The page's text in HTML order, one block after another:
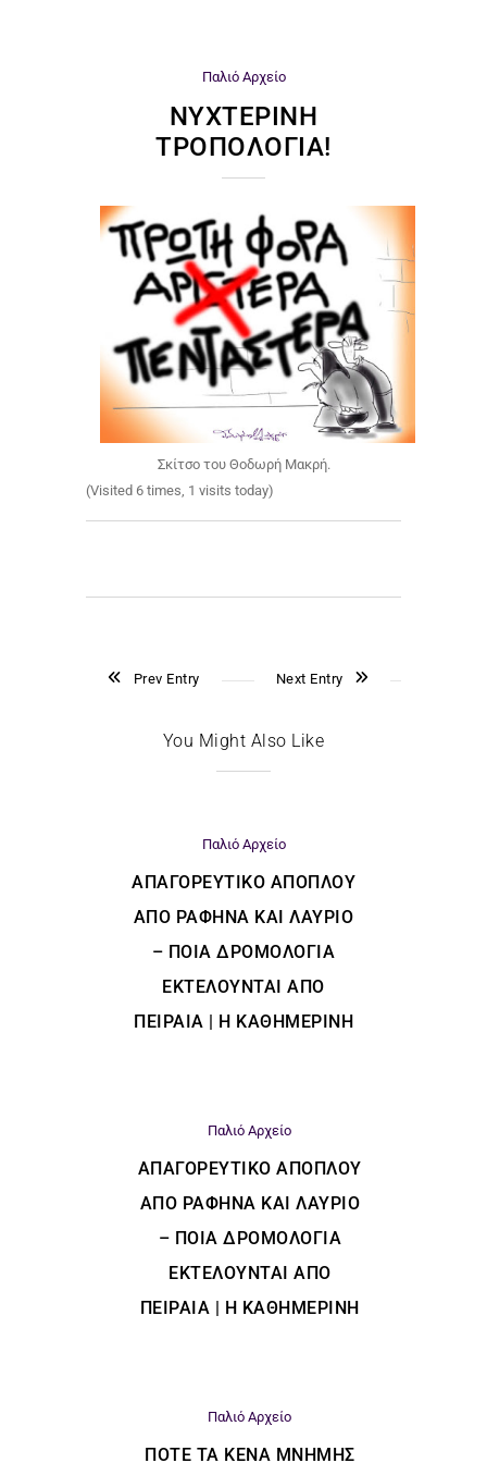
Παλιό Αρχείο
ΝΥΧΤΕΡΙΝΉ
ΤΡΟΠΟΛΟΓΊΑ!
Σκίτσο του Θοδωρή Μακρή.
(Visited 6 times, 1 visits today)
Prev Entry Next Entry
You Might Also Like
Παλιό Αρχείο
ΑΠΑΓΟΡΕΥΤΙΚΌ ΑΠΌΠΛΟΥ
ΑΠΌ ΡΑΦΉΝΑ ΚΑΙ ΛΑΎΡΙΟ
– ΠΟΙΑ ΔΡΟΜΟΛΌΓΙΑ
ΕΚΤΕΛΟΎΝΤΑΙ ΑΠΌ
ΠΕΙΡΑΙΆ | Η ΚΑΘΗΜΕΡΙΝΗ
Παλιό Αρχείο
ΑΠΑΓΟΡΕΥΤΙΚΌ ΑΠΌΠΛΟΥ
ΑΠΌ ΡΑΦΉΝΑ ΚΑΙ ΛΑΎΡΙΟ
– ΠΟΙΑ ΔΡΟΜΟΛΌΓΙΑ
ΕΚΤΕΛΟΎΝΤΑΙ ΑΠΌ
ΠΕΙΡΑΙΆ | Η ΚΑΘΗΜΕΡΙΝΗ
Παλιό Αρχείο
ΠΌΤΕ ΤΑ ΚΕΝΆ ΜΝΉΜΗΣ